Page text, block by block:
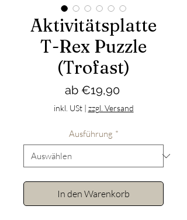
Aktivitätsplatte
T-Rex Puzzle
(Trofast)
ab €19,90Sale-
Preis
inkl. USt| zzgl. Versand
Ausführung *
In den Warenkorb